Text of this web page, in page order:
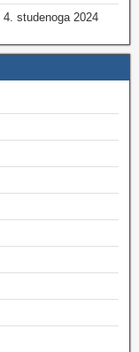
4. studenoga 2024